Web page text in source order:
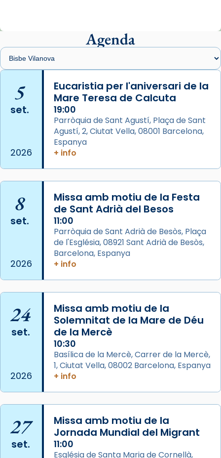
Arquebisbat de Barcelona
2 weeks ago
Memòria de les santes Juliana i
Semproniana, verges i màrtirs.
Acompanyant la història de sant Cugat, a
partir de l’Edat Mitjana sorgeix la tradició
que les santes Juliana (“relatiu a Júlia”) i
Semproniana (“relatiu a Semprònia =
eterna”) són deixebles seves. I l’any 1667, el
frare Joan Gaspar Roig, afirma en una obra
que les santes són filles de l’antiga Iluro.
Mataró en reivindicarà les relíquies fins que
les aconseguirà el 1772. L’ofici que es canta
a la “Missa de les Santes” (“Missa de
Glòria”) fou composta el 1848 per Mn.
Manuel Blanch, amb aire d’òpera
italianitzant; s’interpreta per privilegi
pontifici, amb orquestra i cor, i té una
duració aproximada de tres hores. Després,
processó (recuperada el 1972) al voltant
del temple amb les relíquies de les santes.
Des de 1985 hi participa també un grup de
diablesses amb música i ball propis. Festa
gran a Mataró.
«Si vols saber què és calor, ves per les
Santes a Mataró»🥵.
Photo
View on Facebook · Share
Arquebisbat de Barcelona
2 weeks ago
Jaume, fill de Zebedeu, és juntament amb el
Agenda
5
set.
2026
Eucaristia per l'aniversari de la
Mare Teresa de Calcuta
19:00
Parròquia de Sant Agustí, Plaça de Sant
Agustí, 2, Ciutat Vella, 08001 Barcelona,
Espanya
+ info
8
set.
2026
Missa amb motiu de la Festa
de Sant Adrià del Besos
11:00
Parròquia de Sant Adrià de Besòs, Plaça
de l'Església, 08921 Sant Adrià de Besòs,
Barcelona, Espanya
+ info
24
set.
2026
Missa amb motiu de la
Solemnitat de la Mare de Déu
de la Mercè
10:30
Basílica de la Mercè, Carrer de la Mercè,
1, Ciutat Vella, 08002 Barcelona, Espanya
+ info
27
set.
Missa amb motiu de la
Jornada Mundial del Migrant
11:00
Església de Santa Maria de Cornellà,